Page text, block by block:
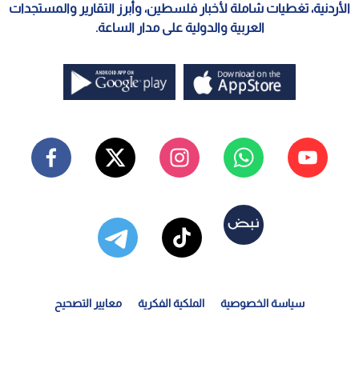
الأردنية، تغطيات شاملة لأخبار فلسطين، وأبرز التقارير والمستجدات
العربية والدولية على مدار الساعة.
سياسة الخصوصية الملكية الفكرية معايير التصحيح